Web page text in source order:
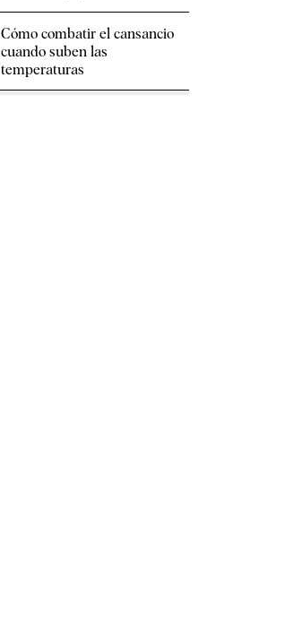
Cómo combatir el cansancio​
cuando suben las
temperaturas